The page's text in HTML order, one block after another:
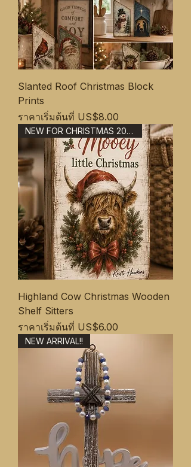
Slanted Roof Christmas Block
Prints
ราคาเริ่มต้นที่ US$8.00
ราคาขายลด
NEW FOR CHRISTMAS 2026
Highland Cow Christmas Wooden
Shelf Sitters
ราคาเริ่มต้นที่ US$6.00
ราคาขายลด
NEW ARRIVAL!!